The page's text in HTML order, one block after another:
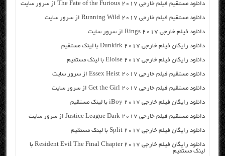
دانلود مستقیم فیلم خارجی The Fate of the Furious 2017 از سرور سایت
دانلود مستقیم فیلم خارجی Running Wild 2017 از سرور سایت
دانلود فیلم خارجی Rings 2017 از سرور سایت
دانلود رایگان فیلم خارجی Dunkirk 2017 با لینک مستقیم
دانلود رایگان فیلم خارجی Eloise 2017 با لینک مستقیم
دانلود مستقیم فیلم خارجی Essex Heist 2017 از سرور سایت
دانلود مستقیم فیلم خارجی Get the Girl 2017 از سرور سایت
دانلود رایگان فیلم خارجی iBoy 2017 با لینک مستقیم
دانلود مستقیم فیلم خارجی Justice League Dark 2017 از سرور سایت
دانلود رایگان فیلم خارجی Split 2017 با لینک مستقیم
دانلود رایگان فیلم خارجی Resident Evil The Final Chapter 2017 با
لینک مستقیم